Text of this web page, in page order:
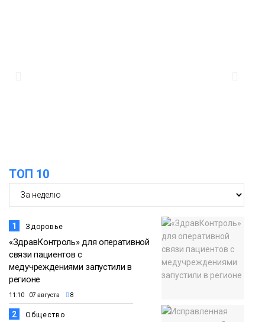
Путорана
ТОП 10
1 Здоровье
«ЗдравКонтроль» для оперативной
связи пациентов с
медучреждениями запустили в
регионе
11:10 07 августа 8
2 Общество